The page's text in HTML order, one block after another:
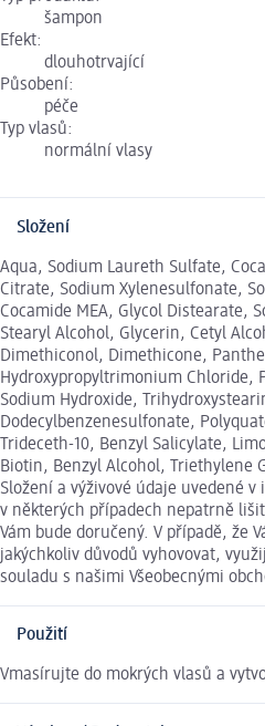
šampon
Efekt:
dlouhotrvající
Působení:
péče
Typ vlasů:
normální vlasy
Složení
Aqua, Sodium Laureth Sulfate,
Citrate, Sodium Xylenesulfonate,
Cocamide MEA, Glycol Distearate,
Stearyl Alcohol, Glycerin, Cetyl
Dimethiconol, Dimethicone,
Hydroxypropyltrimonium Chloride,
Sodium Hydroxide,
Dodecylbenzenesulfonate,
Trideceth-10, Benzyl Salicylate,
Biotin, Benzyl Alcohol, Triethylene
Složení a výživové údaje uvedené
v některých případech nepatrně
Vám bude doručený. V případě, že
jakýchkoliv důvodů vyhovovat,
souladu s našimi Všeobecnými
Použití
Vmasírujte do mokrých vlasů a